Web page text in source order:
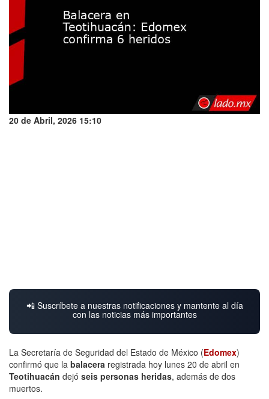
20 de Abril, 2026 15:10
📲 Suscríbete a nuestras notificaciones y mantente al día
con las noticias más importantes
La Secretaría de Seguridad del Estado de México (Edomex)
confirmó que la balacera registrada hoy lunes 20 de abril en
Teotihuacán dejó seis personas heridas, además de dos
muertos.